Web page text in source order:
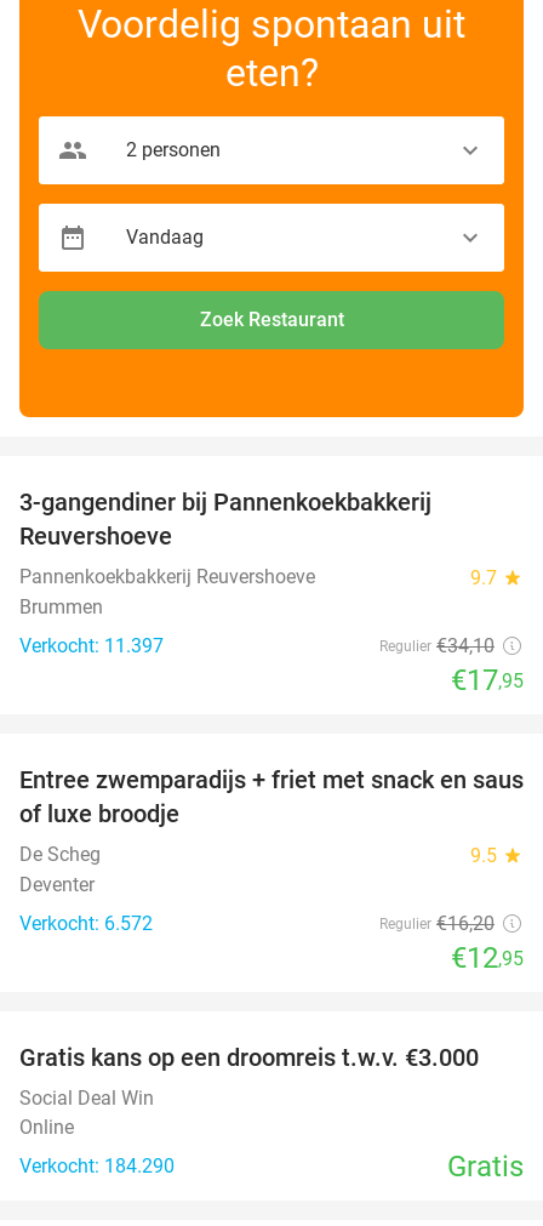
Voordelig spontaan uit
eten?
Zoek Restaurant
3-gangendiner bij Pannenkoekbakkerij
Reuvershoeve
Pannenkoekbakkerij Reuvershoeve 9.7 star
Brummen
Verkocht: 11.397
Regulier €34,10
€17,95
20%
Entree zwemparadijs + friet met snack en saus
of luxe broodje
De Scheg 9.5 star
Deventer
Verkocht: 6.572
Regulier €16,20
€12,95
Gratis kans op een droomreis t.w.v. €3.000
Social Deal Win
Online
Verkocht: 184.290
Gratis